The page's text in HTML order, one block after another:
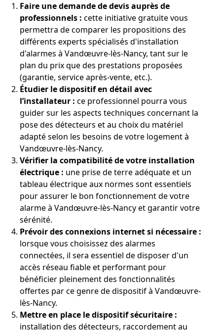
Faire une demande de devis auprès de
professionnels : cette initiative gratuite vous
permettra de comparer les propositions des
différents experts spécialisés d'installation
d'alarmes à Vandœuvre-lès-Nancy, tant sur le
plan du prix que des prestations proposées
(garantie, service après-vente, etc.).
Étudier le dispositif en détail avec
l’installateur : ce professionnel pourra vous
guider sur les aspects techniques concernant la
pose des détecteurs et au choix du matériel
adapté selon les besoins de votre logement à
Vandœuvre-lès-Nancy.
Vérifier la compatibilité de votre installation
électrique : une prise de terre adéquate et un
tableau électrique aux normes sont essentiels
pour assurer le bon fonctionnement de votre
alarme à Vandœuvre-lès-Nancy et garantir votre
sérénité.
Prévoir des connexions internet si nécessaire :
lorsque vous choisissez des alarmes
connectées, il sera essentiel de disposer d'un
accès réseau fiable et performant pour
bénéficier pleinement des fonctionnalités
offertes par ce genre de dispositif à Vandœuvre-
lès-Nancy.
Mettre en place le dispositif sécuritaire :
installation des détecteurs, raccordement au